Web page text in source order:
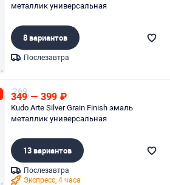
металлик универсальная
8 вариантов
Послезавтра
269
349 — 399 ₽
Kudo Arte Silver Grain Finish эмаль
металлик универсальная
13 вариантов
Послезавтра
Экспресс, 4 часа